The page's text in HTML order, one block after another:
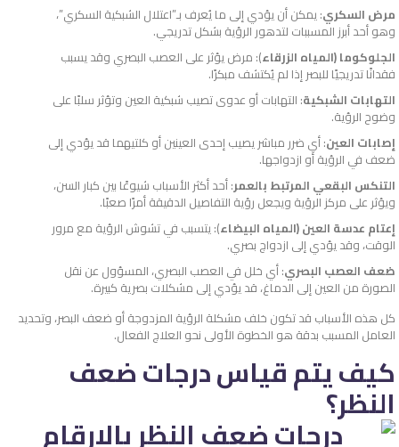
مرض السكري: يمكن أن يؤدي إلى ما يُعرف بـ”اعتلال الشبكية السكري”،
وهو أحد أبرز المسببات لتدهور الرؤية بشكل تدريجي.
الجلوكوما (المياه الزرقاء): مرض يؤثر على العصب البصري وقد يسبب
فقدانًا تدريجيًا للبصر إذا لم يُكتشف مبكرًا.
التهابات الشبكية: التهابات أو عدوى تصيب شبكية العين وتؤثر سلبًا على
وضوح الرؤية.
إصابات العين: أي ضرر مباشر يصيب إحدى العينين أو كلتيهما قد يؤدي إلى
ضعف في الرؤية أو ازدواجها.
التنكس البقعي المرتبط بالعمر: أحد أكثر الأسباب شيوعًا بين كبار السن،
ويؤثر على مركز الرؤية ويجعل رؤية التفاصيل الدقيقة أمرًا صعبًا.
إعتام عدسة العين (المياه البيضاء): يتسبب في تشوش الرؤية مع مرور
الوقت، وقد يؤدي إلى ازدواج بصري.
ضعف العصب البصري: أي خلل في العصب البصري، المسؤول عن نقل
الصورة من العين إلى الدماغ، قد يؤدي إلى مشكلات بصرية كبيرة.
كل هذه الأسباب قد تكون خلف مشكلة الرؤية المزدوجة أو ضعف البصر، وتحديد
العامل المسبب بدقة هو الخطوة الأولى نحو العلاج الفعال.
كيف يتم قياس درجات ضعف
النظر؟